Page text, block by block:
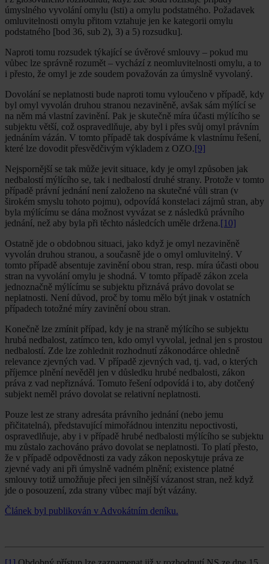
úmyslného vyvolání omylu (lsti) a omylu podstatného. Požadavek
omluvitelnosti omylu přitom vztahuje jen ke kategorii omylu
podstatného [bod 36, sub 2), 3) a 5) rozsudku].
Naproti tomu rozsudek týkající se úvěrové smlouvy – pokud mu
vůbec lze správně rozumět – vychází z neomluvitelnosti omylu, a to
i přesto, že omyl je zde soudem považován za úmyslně vyvolaný.
Dovolání se neplatnosti bude naproti tomu vyloučeno v případě, kdy
byl omyl vyvolán druhou stranou nezaviněně, avšak sám mýlící se
na něm má vlastní zavinění. Pak je skutečně míra účasti mýlícího se
subjektu větší, což ospravedlňuje, aby byl i přes svůj omyl právním
jednáním vázán. V tomto případě tak dospíváme k vlastnímu řešení,
které lze dovodit přesvědčivým výkladem z OZO.[9]
Nejspornější se tak může jevit situace, kdy je omyl způsoben jak
nedbalostí mýlícího se, tak i nedbalostí druhé strany. Protože v tomto
případě právní jednání není založeno na skutečné vůli stran (v
širokém smyslu tohoto pojmu), odpovídá konstelaci zájmů stran, aby
byla mýlícímu se dána možnost vyvázat se z následků právního
jednání, než aby byla při těchto následcích uměle držena.[10]
Ostatně jde o obdobnou situaci, jako když je omyl nezaviněně
vyvolán druhou stranou, a současně jde o omyl omluvitelný. V
tomto případě absentuje zavinění obou stran, resp. míra účasti obou
stran na vyvolání omylu je shodná. V tomto případě zákon zcela
jednoznačně mýlícímu se subjektu přiznává právo dovolat se
neplatnosti. Není důvod, proč by tomu mělo být jinak v ostatních
případech totožné míry zavinění obou stran.
Konečně lze zmínit případ, kdy je na straně mýlícího se subjektu
hrubá nedbalost, zatímco ten, kdo omyl vyvolal, jednal jen s prostou
nedbalostí. Zde lze zohlednit rozhodnutí zákonodárce ohledně
relevance zjevných vad. V případě zjevných vad, tj. vad, o kterých
příjemce plnění nevěděl jen v důsledku hrubé nedbalosti, zákon
práva z vad nepřiznává. Tomuto řešení odpovídá i to, aby dotčený
subjekt neměl právo dovolat se relativní neplatnosti.
Pouze lest ze strany adresáta právního jednání (nebo jemu
přičitatelná), představující mimořádnou intenzitu nepoctivosti,
ospravedlňuje, aby i v případě hrubé nedbalosti mýlícího se subjektu
mu zůstalo zachováno právo dovolat se neplatnosti. To platí přesto,
že v případě odpovědnosti za vady zákon neposkytuje práva ze
zjevné vady ani při úmyslně vadném plnění; existence platné
smlouvy totiž umožňuje přeci jen silnější vázanost stran, než když
jde o posouzení, zda strany vůbec mají být vázány.
Článek byl publikován v Advokátním deníku.